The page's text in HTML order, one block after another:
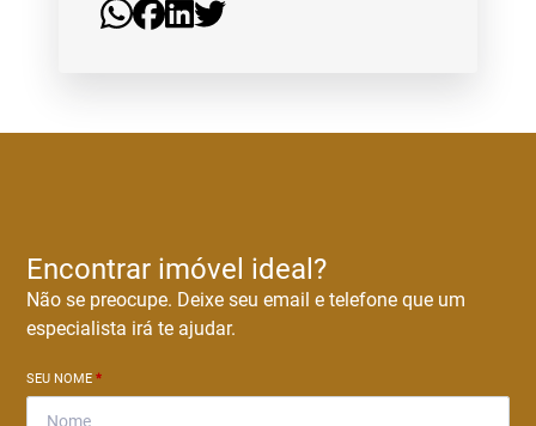
Encontrar imóvel ideal?
Não se preocupe. Deixe seu email e telefone que um
especialista irá te ajudar.
SEU NOME*